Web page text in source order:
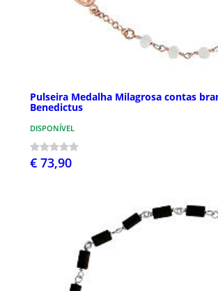
Pulseira Medalha Milagrosa contas
Benedictus
DISPONÍVEL
€ 73,90